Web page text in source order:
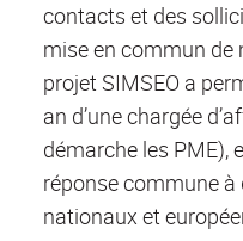
contacts et des
mise en commun de
projet SIMSEO a
an d’une chargée
démarche les PME),
réponse commune
nationaux et